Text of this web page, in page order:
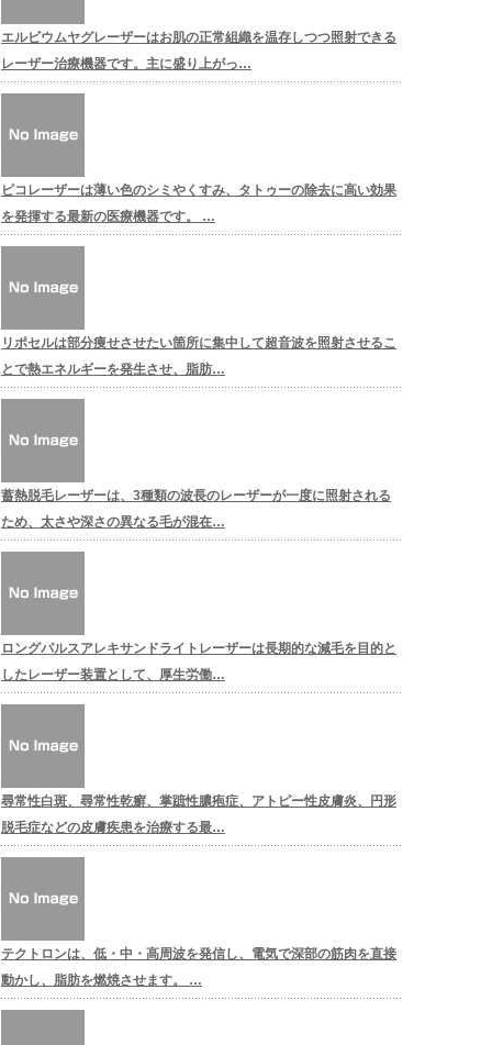
エルビウムヤグレーザーはお肌の正常組織を温存しつつ照射できる
レーザー治療機器です。主に盛り上がっ…
ピコレーザーは薄い色のシミやくすみ、タトゥーの除去に高い効果
を発揮する最新の医療機器です。 …
リポセルは部分痩せさせたい箇所に集中して超音波を照射させるこ
とで熱エネルギーを発生させ、脂肪…
蓄熱脱毛レーザーは、3種類の波長のレーザーが一度に照射される
ため、太さや深さの異なる毛が混在…
ロングパルスアレキサンドライトレーザーは長期的な減毛を目的と
したレーザー装置として、厚生労働…
尋常性白斑、尋常性乾癬、掌蹠性膿疱症、アトピー性皮膚炎、円形
脱毛症などの皮膚疾患を治療する最…
テクトロンは、低・中・高周波を発信し、電気で深部の筋肉を直接
動かし、脂肪を燃焼させます。 …